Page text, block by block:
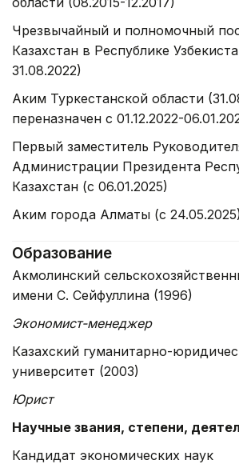
Чрезвычайный и полномочный
Казахстан в Республике
31.08.2022)
Аким Туркестанской области
переназначен с 01.12.2022-
Первый заместитель
Администрации Президента
Казахстан (с 06.01.2025)
Аким города Алматы (с
Образование
Акмолинский
имени С. Сейфуллина (1996)
Экономист-менеджер
Казахский гуманитарно-
университет (2003)
Юрист
Научные звания, степени,
Кандидат экономических наук